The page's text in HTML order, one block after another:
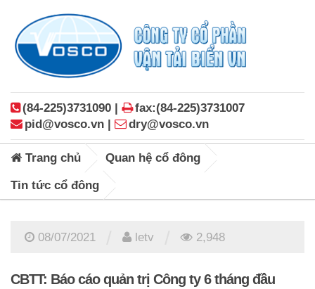
(84-225)3731090 |
fax:(84-225)3731007
pid@vosco.vn |
dry@vosco.vn
Trang chủ Quan hệ cổ đông
Tin tức cổ đông
08/07/2021 letv 2,948
CBTT: Báo cáo quản trị Công ty 6 tháng đầu